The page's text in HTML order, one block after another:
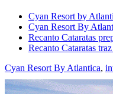
Cyan Resort by
Cyan Resort By
Recanto Cataratas
Recanto Cataratas
Cyan Resort By Atlantica,